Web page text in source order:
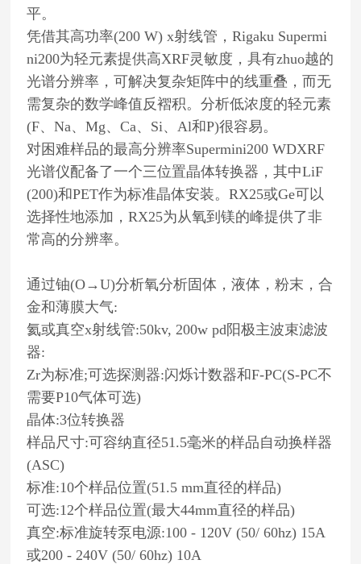
平。
凭借其高功率(200 W) x射线管，Rigaku Supermi
ni200为轻元素提供高XRF灵敏度，具有zhuo越的
光谱分辨率，可解决复杂矩阵中的线重叠，而无
需复杂的数学峰值反褶积。分析低浓度的轻元素
(F、Na、Mg、Ca、Si、Al和P)很容易。
对困难样品的最高分辨率Supermini200 WDXRF
光谱仪配备了一个三位置晶体转换器，其中LiF
(200)和PET作为标准晶体安装。RX25或Ge可以
选择性地添加，RX25为从氧到镁的峰提供了非
常高的分辨率。
通过铀(O→U)分析氧分析固体，液体，粉末，合
金和薄膜大气:
氦或真空x射线管:50kv, 200w pd阳极主波束滤波
器:
Zr为标准;可选探测器:闪烁计数器和F-PC(S-PC不
需要P10气体可选)
晶体:3位转换器
样品尺寸:可容纳直径51.5毫米的样品自动换样器
(ASC)
标准:10个样品位置(51.5 mm直径的样品)
可选:12个样品位置(最大44mm直径的样品)
真空:标准旋转泵电源:100 - 120V (50/ 60hz) 15A
或200 - 240V (50/ 60hz) 10A